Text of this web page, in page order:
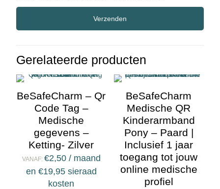
Gerelateerde producten
BeSafeCharm – Qr
Code Tag –
Medische
gegevens –
Ketting- Zilver
VANAF: €2,50 / maand
en €19,95sieraad
kosten
BeSafeCharm
Medische QR
Kinderarmband
Pony – Paard |
Inclusief 1 jaar
toegang tot jouw
online medische
profiel